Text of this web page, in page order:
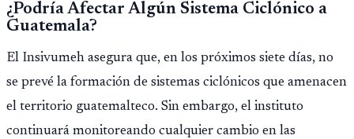
¿Podría Afectar Algún Sistema Ciclónico a
Guatemala?
El Insivumeh asegura que, en los próximos siete días, no
se prevé la formación de sistemas ciclónicos que amenacen
el territorio guatemalteco. Sin embargo, el instituto
continuará monitoreando cualquier cambio en las